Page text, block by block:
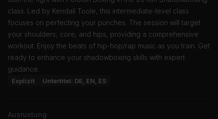
class. Led by Kendall Toole, this intermediate-level class
focuses on perfecting your punches. The session will target
your shoulders, core, and hips, providing a comprehensive
workout. Enjoy the beats of hip-hop/rap music as you train. Get
ready to enhance your shadowboxing skills with expert
guidance.
Explizit Untertitel: DE, EN, ES
Ausrüstung